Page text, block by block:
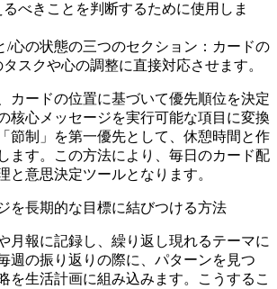
べきことを判断するために使用しま
/心の状態の三つのセクション：カードの
スクや心の調整に直接対応させます。
カードの位置に基づいて優先順位を決定
核心メッセージを実行可能な項目に変換
節制」を第一優先として、休憩時間と作
ます。この方法により、毎日のカード配
と意思決定ツールとなります。
を長期的な目標に結びつける方法
月報に記録し、繰り返し現れるテーマに
週の振り返りの際に、パターンを見つ
を生活計画に組み込みます。こうするこ